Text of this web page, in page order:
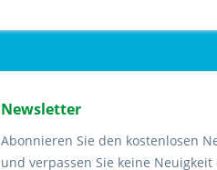
Newsletter
Abonnieren Sie den kostenlosen
und verpassen Sie keine Neuigkeit